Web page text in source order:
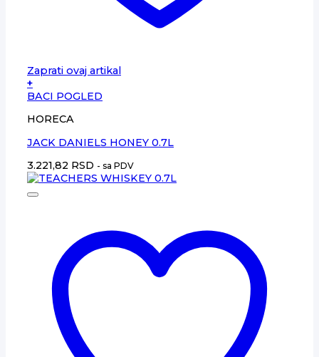
Zaprati ovaj artikal
+
BACI POGLED
HORECA
JACK DANIELS HONEY 0.7L
3.221,82 RSD - sa PDV